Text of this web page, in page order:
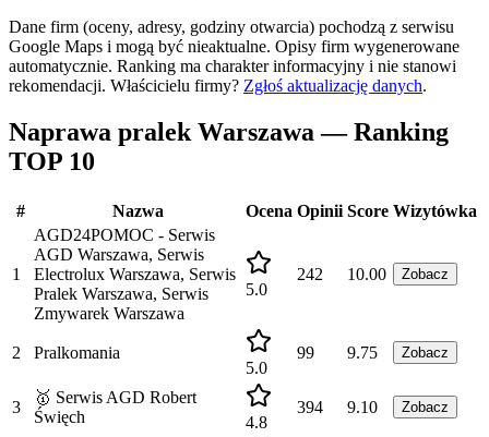
Dane firm (oceny, adresy, godziny otwarcia) pochodzą z serwisu
Google Maps i mogą być nieaktualne. Opisy firm wygenerowane
automatycznie. Ranking ma charakter informacyjny i nie stanowi
rekomendacji. Właścicielu firmy? Zgłoś aktualizację danych.
Naprawa pralek Warszawa — Ranking
TOP 10
# Nazwa Ocena Opinii Score Wizytówka
1
AGD24POMOC - Serwis
AGD Warszawa, Serwis
Electrolux Warszawa, Serwis
Pralek Warszawa, Serwis
Zmywarek Warszawa
5.0
242 10.00 Zobacz
2
Pralkomania
5.0
99 9.75 Zobacz
3
🥇 Serwis AGD Robert
Święch
4.8
394 9.10 Zobacz